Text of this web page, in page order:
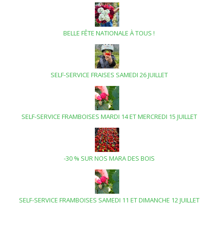
BELLE FÊTE NATIONALE À TOUS !
SELF-SERVICE FRAISES SAMEDI 26 JUILLET
SELF-SERVICE FRAMBOISES MARDI 14 ET MERCREDI 15 JUILLET
-30 % SUR NOS MARA DES BOIS
SELF-SERVICE FRAMBOISES SAMEDI 11 ET DIMANCHE 12 JUILLET